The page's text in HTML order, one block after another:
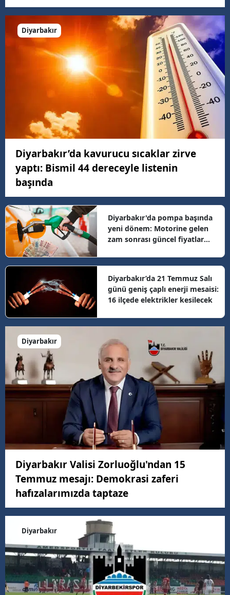
Diyarbakır
Diyarbakır’da kavurucu sıcaklar zirve
yaptı: Bismil 44 dereceyle listenin
başında
Diyarbakır'da pompa başında
yeni dönem: Motorine gelen
zam sonrası güncel fiyatlar
Diyarbakır’da 21 Temmuz Salı
günü geniş çaplı enerji mesaisi:
16 ilçede elektrikler kesilecek
Diyarbakır
Diyarbakır Valisi Zorluoğlu'ndan 15
Temmuz mesajı: Demokrasi zaferi
hafızalarımızda taptaze
Diyarbakır